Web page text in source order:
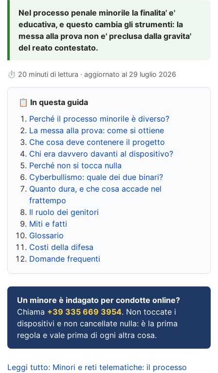
Nel processo penale minorile la finalita' e'
educativa, e questo cambia gli strumenti: la
messa alla prova non e' preclusa dalla gravita'
del reato contestato.
⏱ 20 minuti di lettura · aggiornato al 29 luglio 2026
📋 In questa guida
Perché il processo minorile è diverso?
La messa alla prova: come si ottiene
Che cosa deve contenere il progetto
Chi era davvero davanti al dispositivo?
Perché non si tocca nulla
Cyberbullismo: quale dei due binari?
Quanto dura, e che cosa accade nel
frattempo
Il ruolo dei genitori
Miti e fatti
Glossario
Costi della difesa
Domande frequenti
Un minore è indagato per condotte online?
Chiama +39 335 669 3954. Non toccate i
dispositivi e non cancellate nulla: è la prima
regola e vale prima di ogni altra cosa.
Leggi tutto: Minori e reti telematiche: il processo